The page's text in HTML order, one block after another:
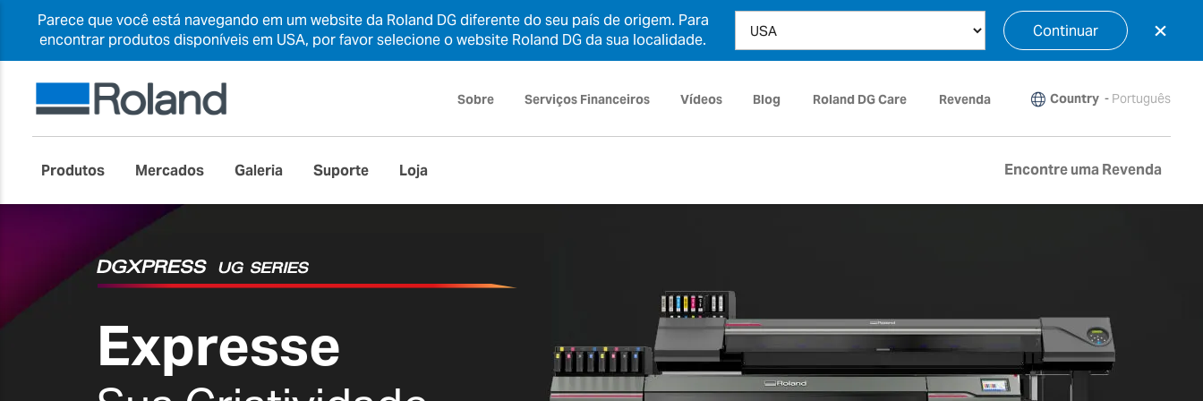
Parece que você está navegando em um website da Roland DG diferente do seu país de origem. Para
encontrar produtos disponíveis em USA, por favor selecione o website Roland DG da sua localidade.
Continuar ×
Sobre Serviços Financeiros Vídeos Blog Roland DG Care Revenda Country - Português
Produtos Mercados Galeria Suporte Loja Encontre uma Revenda
Expresse